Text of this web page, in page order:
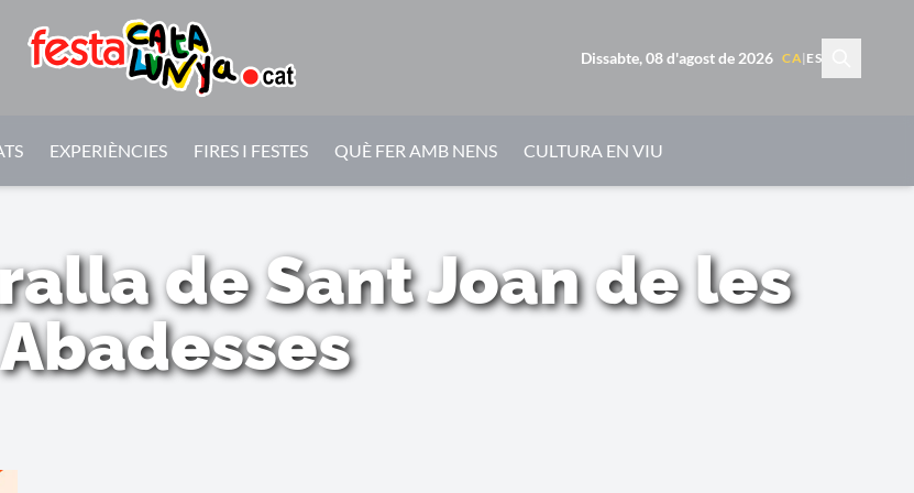
Dissabte, 08 d'agost de 2026 CA| ES
EXPERIÈNCIES FIRES I FESTES QUÈ FER AMB NENS CULTURA EN VIU
de Sant Joan de les
Abadesses